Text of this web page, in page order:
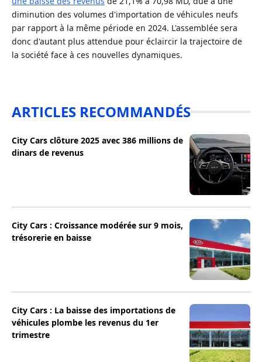
diminution des volumes d'importation de véhicules neufs
par rapport à la même période en 2024. L'assemblée sera
donc d'autant plus attendue pour éclaircir la trajectoire de
la société face à ces nouvelles dynamiques.
ARTICLES RECOMMANDÉS
City Cars clôture 2025 avec 386 millions de
dinars de revenus
City Cars : Croissance modérée sur 9 mois,
trésorerie en baisse
City Cars : La baisse des importations de
véhicules plombe les revenus du 1er
trimestre